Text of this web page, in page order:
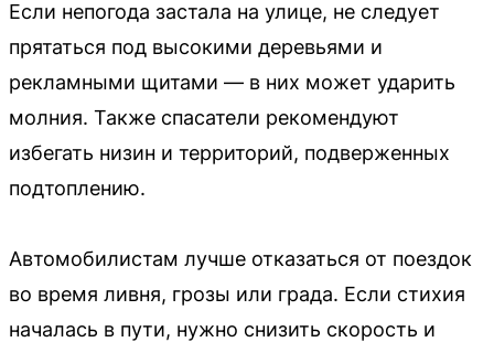
Если непогода застала на улице, не следует
прятаться под высокими деревьями и
рекламными щитами — в них может ударить
молния. Также спасатели рекомендуют
избегать низин и территорий, подверженных
подтоплению.
Автомобилистам лучше отказаться от поездок
во время ливня, грозы или града. Если стихия
началась в пути, нужно снизить скорость и